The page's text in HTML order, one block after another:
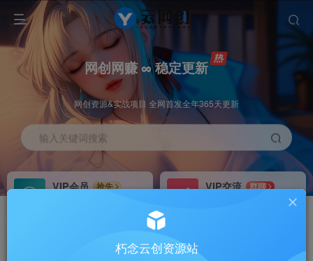
网创网赚 ∞ 稳定更新
网创资源&实战项目 全网首发全年365天更新
输入关键词搜索
VIP会员
抢先
VIP交流
群聊
研究探讨更多创业项目路子。
会员专属推广链接
搭建同款网站，自己当老板
朽念云创资源站